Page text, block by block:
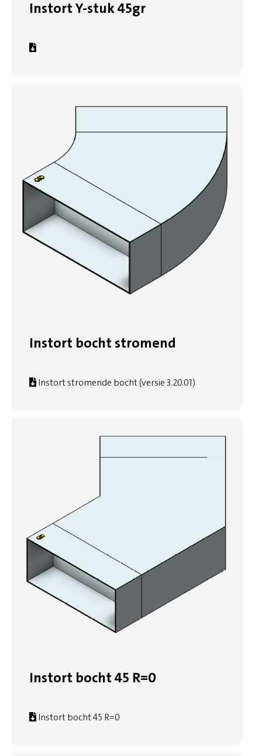
Instort Y-stuk 45gr
Instort bocht stromend
Instort stromende bocht (versie 3.20.01)
Instort bocht 45 R=0
Instort bocht 45 R=0